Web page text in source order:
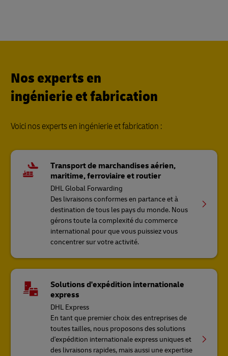
Nos experts en
ingénierie et fabrication
Voici nos experts en ingénierie et fabrication :
Transport de marchandises aérien,
maritime, ferroviaire et routier
DHL Global Forwarding
Des livraisons conformes en partance et à
destination de tous les pays du monde. Nous
gérons toute la complexité du commerce
international pour que vous puissiez vous
concentrer sur votre activité.
Solutions d'expédition internationale
express
DHL Express
En tant que premier choix des entreprises de
toutes tailles, nous proposons des solutions
d'expédition internationale express uniques et
des livraisons rapides, mais aussi une expertise